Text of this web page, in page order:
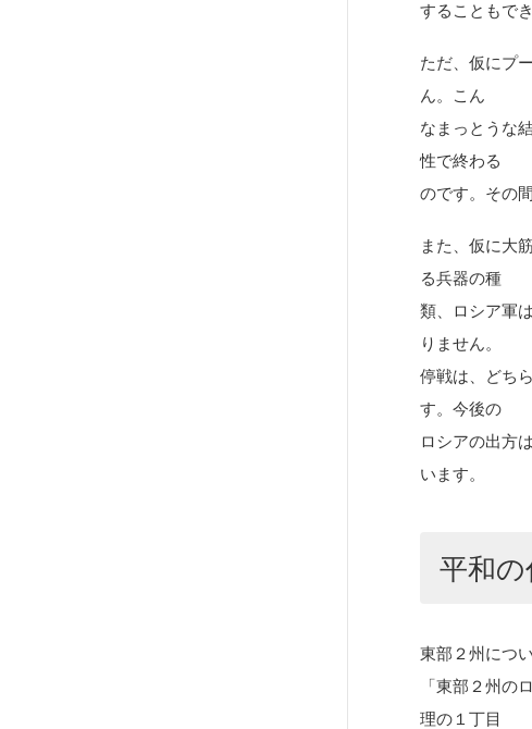
することもでき
ただ、仮にプ
ん。こん
なまっとうな
性で終わる
のです。その
また、仮に大
る兵器の種
類、ロシア軍
りません。
停戦は、どち
す。今後の
ロシアの出方
います。
平和の
東部２州につ
「東部２州の
理の１丁目